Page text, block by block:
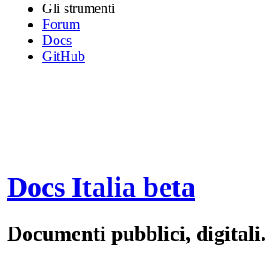
Gli strumenti
Forum
Docs
GitHub
Docs Italia beta
Documenti pubblici, digitali.